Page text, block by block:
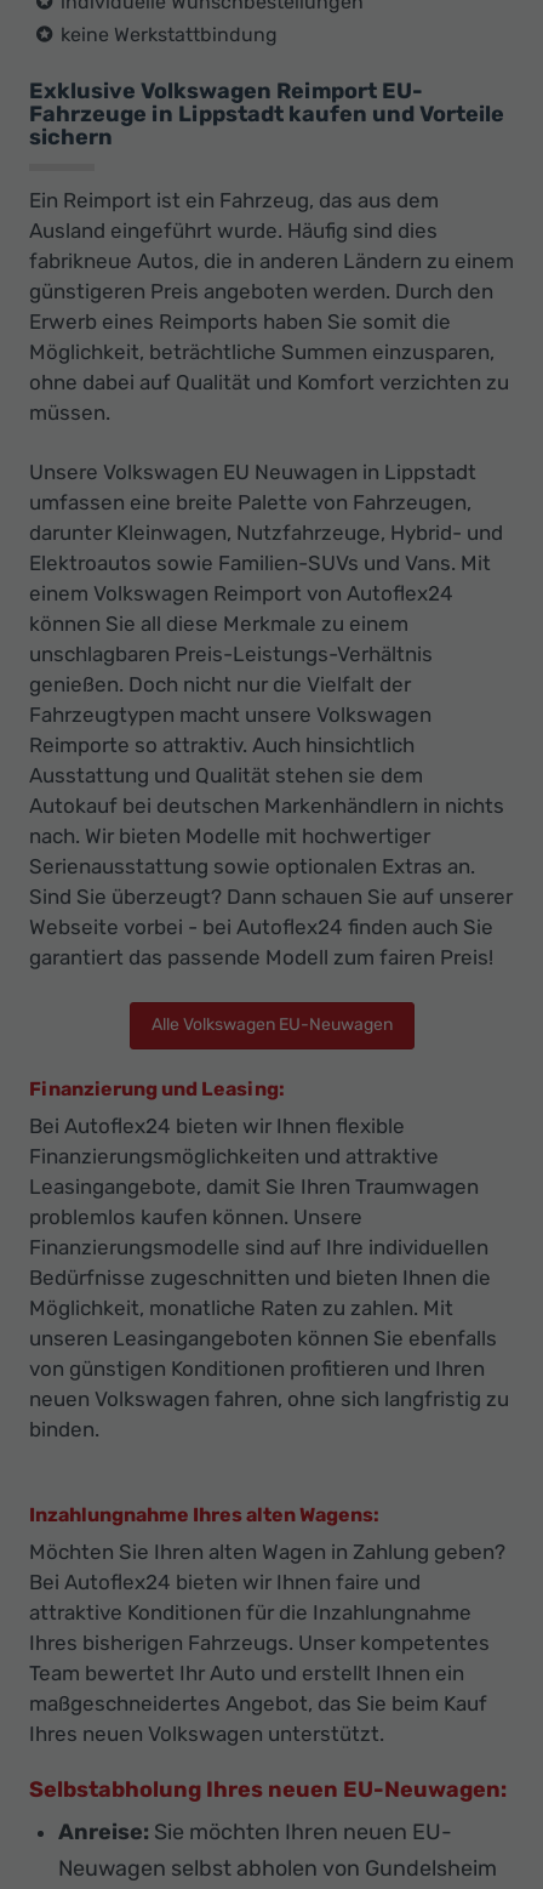
keine Werkstattbindung
Exklusive Volkswagen Reimport EU-
Fahrzeuge in Lippstadt kaufen und Vorteile
sichern
Ein Reimport ist ein Fahrzeug, das aus dem
Ausland eingeführt wurde. Häufig sind dies
fabrikneue Autos, die in anderen Ländern zu einem
günstigeren Preis angeboten werden. Durch den
Erwerb eines Reimports haben Sie somit die
Möglichkeit, beträchtliche Summen einzusparen,
ohne dabei auf Qualität und Komfort verzichten zu
müssen.
Unsere Volkswagen EU Neuwagen in Lippstadt
umfassen eine breite Palette von Fahrzeugen,
darunter Kleinwagen, Nutzfahrzeuge, Hybrid- und
Elektroautos sowie Familien-SUVs und Vans. Mit
einem Volkswagen Reimport von Autoflex24
können Sie all diese Merkmale zu einem
unschlagbaren Preis-Leistungs-Verhältnis
genießen. Doch nicht nur die Vielfalt der
Fahrzeugtypen macht unsere Volkswagen
Reimporte so attraktiv. Auch hinsichtlich
Ausstattung und Qualität stehen sie dem
Autokauf bei deutschen Markenhändlern in nichts
nach. Wir bieten Modelle mit hochwertiger
Serienausstattung sowie optionalen Extras an.
Sind Sie überzeugt? Dann schauen Sie auf unserer
Webseite vorbei - bei Autoflex24 finden auch Sie
garantiert das passende Modell zum fairen Preis!
Alle Volkswagen EU-Neuwagen
Finanzierung und Leasing:
Bei Autoflex24 bieten wir Ihnen flexible
Finanzierungsmöglichkeiten und attraktive
Leasingangebote, damit Sie Ihren Traumwagen
problemlos kaufen können. Unsere
Finanzierungsmodelle sind auf Ihre individuellen
Bedürfnisse zugeschnitten und bieten Ihnen die
Möglichkeit, monatliche Raten zu zahlen. Mit
unseren Leasingangeboten können Sie ebenfalls
von günstigen Konditionen profitieren und Ihren
neuen Volkswagen fahren, ohne sich langfristig zu
binden.
Inzahlungnahme Ihres alten Wagens:
Möchten Sie Ihren alten Wagen in Zahlung geben?
Bei Autoflex24 bieten wir Ihnen faire und
attraktive Konditionen für die Inzahlungnahme
Ihres bisherigen Fahrzeugs. Unser kompetentes
Team bewertet Ihr Auto und erstellt Ihnen ein
maßgeschneidertes Angebot, das Sie beim Kauf
Ihres neuen Volkswagen unterstützt.
Selbstabholung Ihres neuen EU-Neuwagen:
Anreise: Sie möchten Ihren neuen EU-
Neuwagen selbst abholen von Gundelsheim